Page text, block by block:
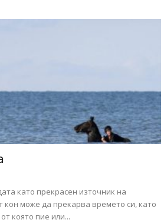
като прекрасен източник на
кон може да прекарва времето си, като
която пие или...